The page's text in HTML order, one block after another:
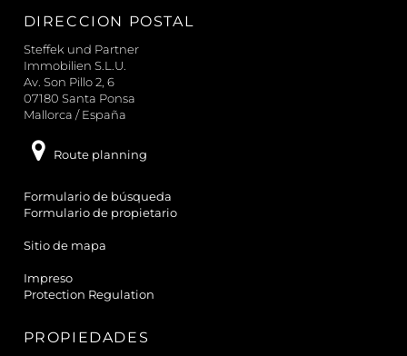
c
r
DIRECCION POSTAL
Steffek und Partner
Immobilien S.L.U.
Av. Son Pillo 2, 6
07180 Santa Ponsa
Mallorca / España
Route planning
Formulario de búsqueda
Formulario de propietario
Sitio de mapa
Impreso
Protection Regulation
PROPIEDADES